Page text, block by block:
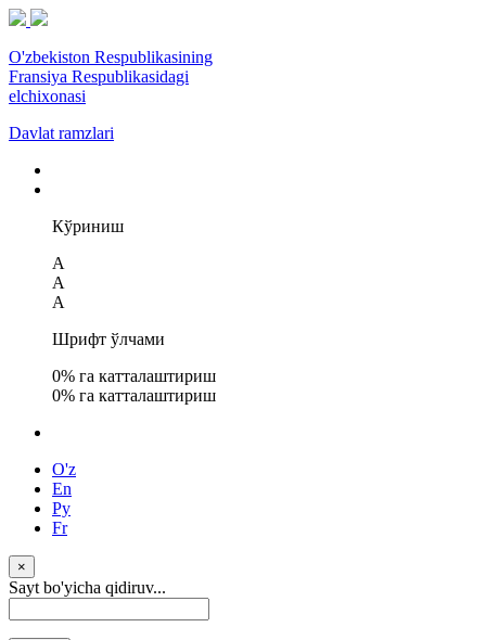
O'zbekiston Respublikasining
Fransiya Respublikasidagi
elchixonasi
Davlat ramzlari
Кўриниш
A
A
A
Шрифт ўлчами
0% га катталаштириш
0% га катталаштириш
O'z
En
Ру
Fr
×
Sayt bo'yicha qidiruv...